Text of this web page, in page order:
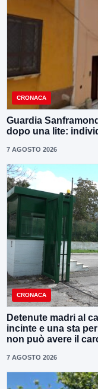
CRONACA
Guardia
dopo una lite:
7 AGOSTO 2026
CRONACA
Detenute madri al
incinte e una sta
non può avere il
7 AGOSTO 2026